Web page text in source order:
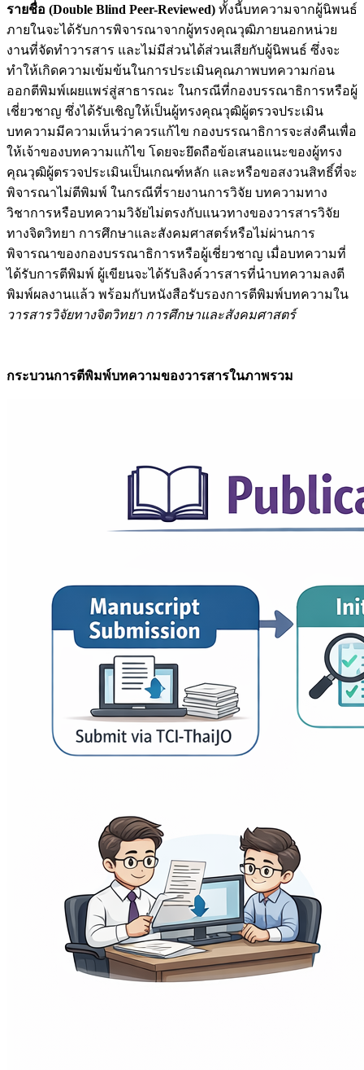
รายชื่อ (Double Blind Peer-Reviewed) ทั้งนี้บทความจากผู้นิพนธ์
ภายในจะได้รับการพิจารณาจากผู้ทรงคุณวุฒิภายนอกหน่วย
งานที่จัดทำวารสาร และไม่มีส่วนได้ส่วนเสียกับผู้นิพนธ์ ซึ่งจะ
ทำให้เกิดความเข้มข้นในการประเมินคุณภาพบทความก่อน
ออกตีพิมพ์เผยแพร่สู่สาธารณะ ในกรณีที่กองบรรณาธิการหรือผู้
เชี่ยวชาญ ซึ่งได้รับเชิญให้เป็นผู้ทรงคุณวุฒิผู้ตรวจประเมิน
บทความมีความเห็นว่าควรแก้ไข กองบรรณาธิการจะส่งคืนเพื่อ
ให้เจ้าของบทความแก้ไข โดยจะยึดถือข้อเสนอแนะของผู้ทรง
คุณวุฒิผู้ตรวจประเมินเป็นเกณฑ์หลัก และหรือขอสงวนสิทธิ์ที่จะ
พิจารณาไม่ตีพิมพ์ ในกรณีที่รายงานการวิจัย บทความทาง
วิชาการหรือบทความวิจัยไม่ตรงกับแนวทางของวารสารวิจัย
ทางจิตวิทยา การศึกษาและสังคมศาสตร์หรือไม่ผ่านการ
พิจารณาของกองบรรณาธิการหรือผู้เชี่ยวชาญ เมื่อบทความที่
ได้รับการตีพิมพ์ ผู้เขียนจะได้รับลิงค์วารสารที่นำบทความลงตี
พิมพ์ผลงานแล้ว พร้อมกับหนังสือรับรองการตีพิมพ์บทความใน
วารสารวิจัยทางจิตวิทยา การศึกษาและสังคมศาสตร์
กระบวนการตีพิมพ์บทความของวารสารในภาพรวม